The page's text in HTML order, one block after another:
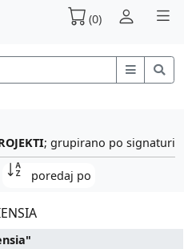
(0)
; grupirano po signaturi
poredaj po